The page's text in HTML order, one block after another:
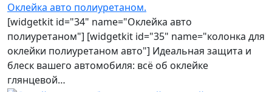
Оклейка авто полиуретаном.
[widgetkit id="34" name="Оклейка авто
полиуретаном"] [widgetkit id="35" name="колонка для
оклейки полиуретаном авто"] Идеальная защита и
блеск вашего автомобиля: всё об оклейке
глянцевой…